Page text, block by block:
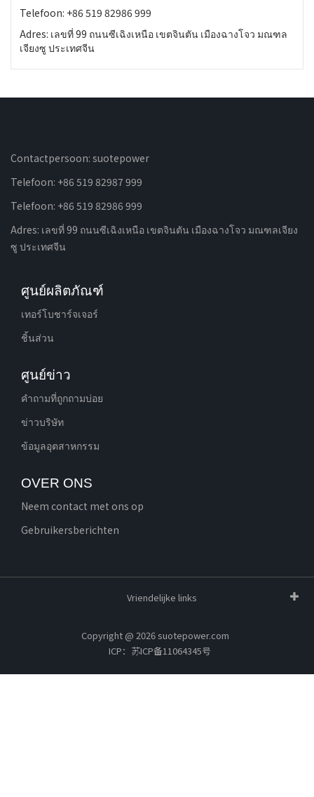
Telefoon: +86 519 82986 999
Adres: เลขที่ 99 ถนนซีเฉิงเหนือ เขตจินตัน เมืองฉางโจว มณฑล
เจียงซู ประเทศจีน
Contactpersoon: suotepower
Telefoon: +86 519 82987 999
Telefoon: +86 519 82986 999
Adres: เลขที่ 99 ถนนซีเฉิงเหนือ เขตจินตัน เมืองฉางโจว มณฑลเจียง
ซู ประเทศจีน
ศูนย์ผลิตภัณฑ์
เทอร์โบชาร์จเจอร์
ชิ้นส่วน
ศูนย์ข่าว
คําถามที่ถูกถามบ่อย
ข่าวบริษัท
ข้อมูลอุตสาหกรรม
OVER ONS
Neem contact met ons op
Gebruikersberichten
Vriendelijke links
Copyright @ 2026 suotepower.com
ICP：苏ICP备11064345号